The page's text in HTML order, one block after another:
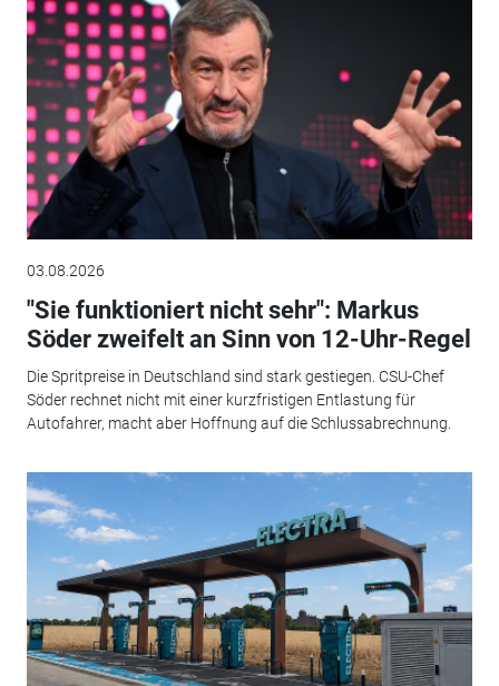
03.08.2026
"Sie funktioniert nicht sehr": Markus
Söder zweifelt an Sinn von 12-Uhr-Regel
Die Spritpreise in Deutschland sind stark gestiegen. CSU-Chef
Söder rechnet nicht mit einer kurzfristigen Entlastung für
Autofahrer, macht aber Hoffnung auf die Schlussabrechnung.